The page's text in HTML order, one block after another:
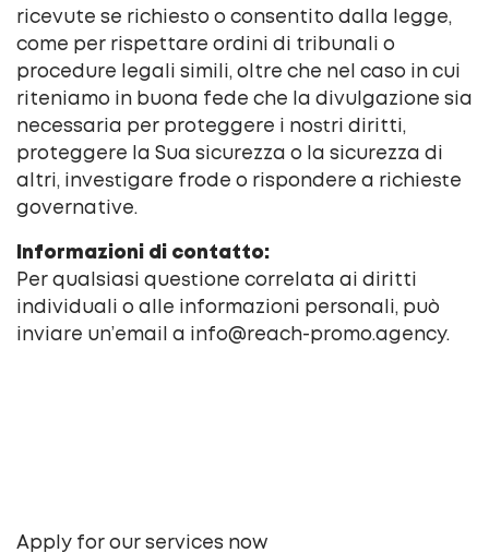
ricevute se richiesto o consentito dalla legge,
come per rispettare ordini di tribunali o
procedure legali simili, oltre che nel caso in cui
riteniamo in buona fede che la divulgazione sia
necessaria per proteggere i nostri diritti,
proteggere la Sua sicurezza o la sicurezza di
altri, investigare frode o rispondere a richieste
governative.
Informazioni di contatto:
Per qualsiasi questione correlata ai diritti
individuali o alle informazioni personali, può
inviare un’email a info@reach-promo.agency.
Apply for our services now